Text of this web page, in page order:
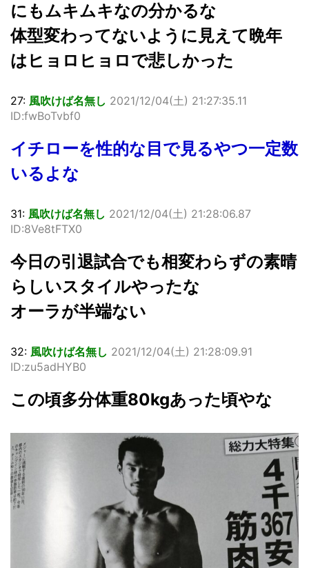
にもムキムキなの分かるな
体型変わってないように見えて晩年
はヒョロヒョロで悲しかった
27: 風吹けば名無し 2021/12/04(土) 21:27:35.11
ID:fwBoTvbf0
イチローを性的な目で見るやつ一定数
いるよな
31: 風吹けば名無し 2021/12/04(土) 21:28:06.87
ID:8Ve8tFTX0
今日の引退試合でも相変わらずの素晴
らしいスタイルやったな
オーラが半端ない
32: 風吹けば名無し 2021/12/04(土) 21:28:09.91
ID:zu5adHYB0
この頃多分体重80kgあった頃やな